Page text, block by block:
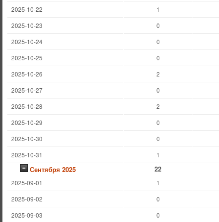
2025-10-22
1
2025-10-23
0
2025-10-24
0
2025-10-25
0
2025-10-26
2
2025-10-27
0
2025-10-28
2
2025-10-29
0
2025-10-30
0
2025-10-31
1
Сентября 2025 22
2025-09-01
1
2025-09-02
0
2025-09-03
0